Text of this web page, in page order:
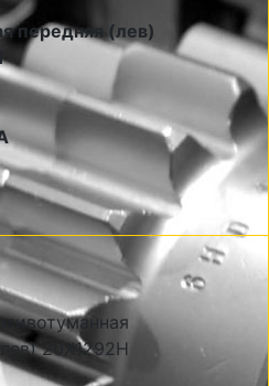
передняя (лев)